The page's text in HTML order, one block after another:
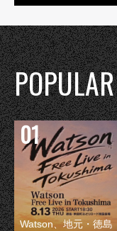
POPULAR
Watson、地元・徳島